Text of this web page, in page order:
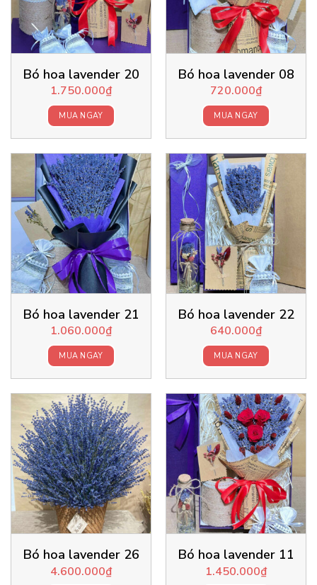
Bó hoa lavender 20
1.750.000₫
MUA NGAY
Bó hoa lavender 08
720.000₫
MUA NGAY
Bó hoa lavender 21
1.060.000₫
MUA NGAY
Bó hoa lavender 22
640.000₫
MUA NGAY
Bó hoa lavender 26
4.600.000₫
Bó hoa lavender 11
1.450.000₫